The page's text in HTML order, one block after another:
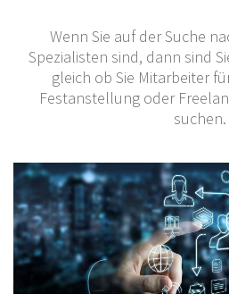
Wenn Sie auf der Suche
Spezialisten sind, dann sind
gleich ob Sie Mitarbeiter
Festanstellung oder
suchen.